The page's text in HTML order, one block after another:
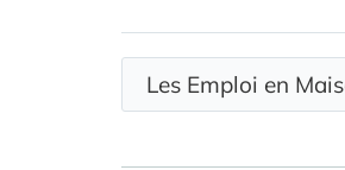
Les Emploi en